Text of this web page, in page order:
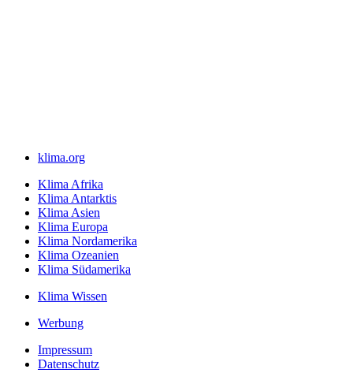
klima.org
Klima Afrika
Klima Antarktis
Klima Asien
Klima Europa
Klima Nordamerika
Klima Ozeanien
Klima Südamerika
Klima Wissen
Werbung
Impressum
Datenschutz